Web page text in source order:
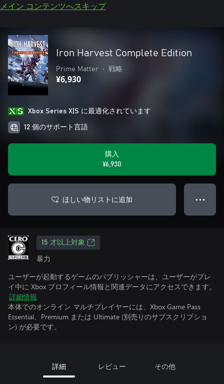
メイン コンテンツへスキップ
Iron Harvest Complete Edition
Prime Matter • 戦略
¥6,930
Xbox Series X|S に最適化されています
12 個のサポート言語
購入
¥6,930
ほしい物リストに追加 ● ● ●
15 才以上対象
暴力
ユーザーが起動するゲームのパブリッシャーは、ユーザーがプレ
イ中に Xbox プロフィール情報と関連データにアクセスできます。
詳細情報
本体でのオンライン マルチプレイヤーには、Xbox Game Pass
Essential、Premium または Ultimate (別売りのサブスクリプショ
ン) が必要です。
詳細 レビュー その他